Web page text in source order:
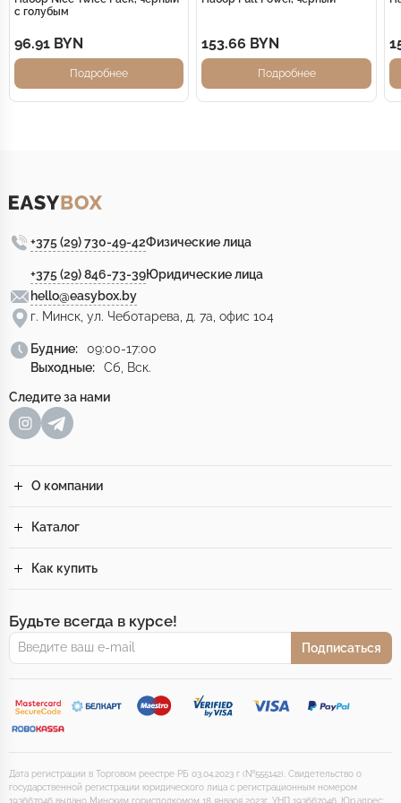
с голубым
96.91 BYN
Подробнее
153.66 BYN
Подробнее
+375 (29) 730-49-42Физические лица
+375 (29) 846-73-39Юридические лица
hello@easybox.by
г. Минск, ул. Чеботарева, д. 7а, офис 104
Будние:
09:00-17:00
Выходные:
Сб, Вск.
Следите за нами
О компании
Каталог
Как купить
Будьте всегда в курсе!
Подписаться
Дата регистрации в Торговом реестре РБ 03.04.2023 г (№555142). Свидетельство о
государственной регистрации юридического лица с регистрационным номером
193667046 выдано Минским горисполкомом 18 января 2023г. УНП 193667046. Юр.адрес: